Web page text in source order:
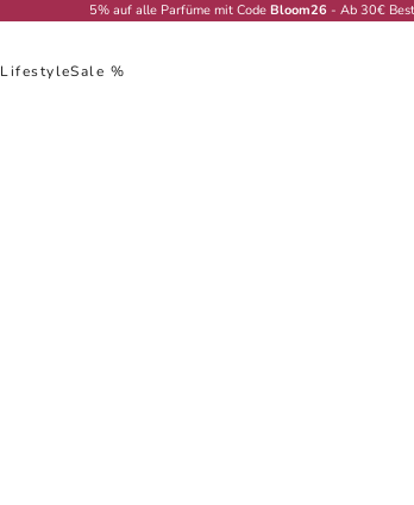
5% auf alle Parfüme mit Code Bloom26- Ab 30€
LifestyleSale %